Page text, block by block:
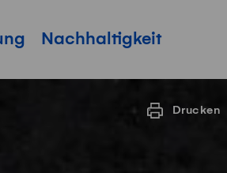
Nachhaltigkeit
Drucken